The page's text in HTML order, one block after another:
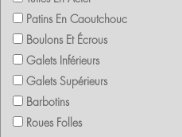
Patins En Caoutchouc
Boulons Et Écrous
Galets Inférieurs
Galets Supérieurs
Barbotins
Roues Folles